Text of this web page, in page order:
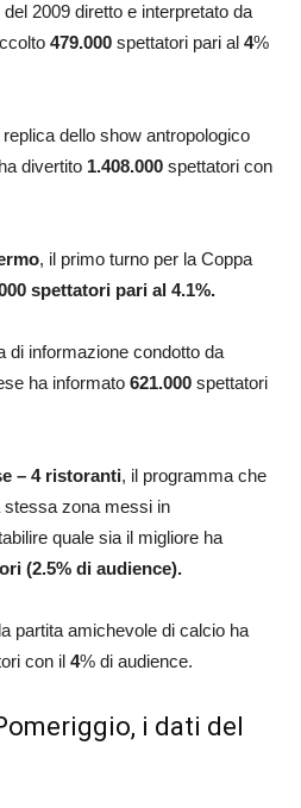
del 2009 diretto e interpretato da
479.000 spettatori pari al 4%
replica dello show antropologico
divertito 1.408.000 spettatori con
, il primo turno per la Coppa
spettatori pari al 4.1%.
di informazione condotto da
ha informato 621.000 spettatori
– 4 ristoranti, il programma che
stessa zona messi in
quale sia il migliore ha
(2.5% di audience).
partita amichevole di calcio ha
con il 4% di audience.
i dati del